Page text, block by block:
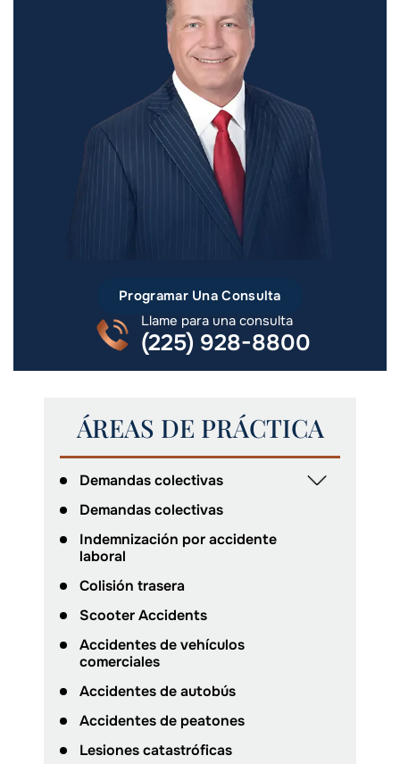
Programar Una Consulta
Llame para una consulta
(225) 928-8800
ÁREAS DE PRÁCTICA
Demandas colectivas
Demandas colectivas
Indemnización por accidente
laboral
Colisión trasera
Scooter Accidents
Accidentes de vehículos
comerciales
Accidentes de autobús
Accidentes de peatones
Lesiones catastróficas